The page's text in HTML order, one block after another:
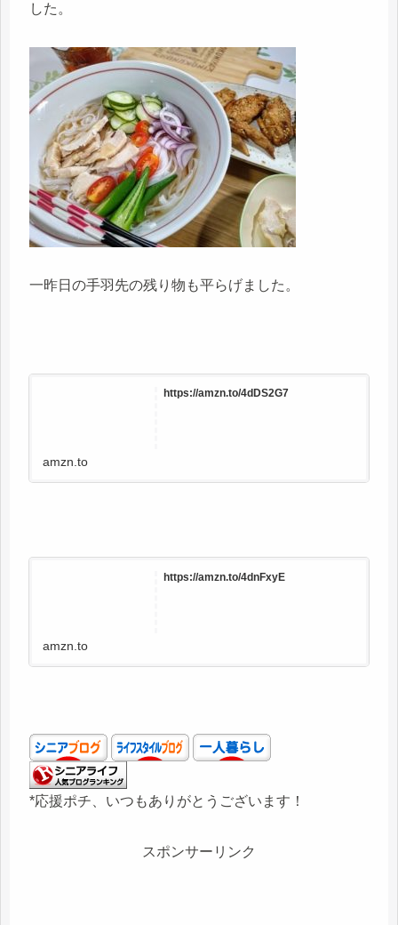
した。
一昨日の手羽先の残り物も平らげました。
https://amzn.to/4dDS2G7
amzn.to
https://amzn.to/4dnFxyE
amzn.to
*応援ポチ、いつもありがとうございます！
スポンサーリンク